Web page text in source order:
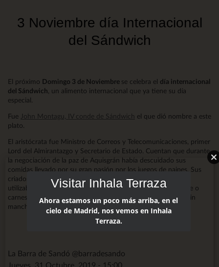
3 Noviembre día Internacional
del Sándwich
El próximo Domingo 3 de Noviembre se celebra el día internacional
del Sándwich , un alimento internacional que ya tiene su día
especial.
Fue John Montagu, IV conde de Sándwich el que dió nombre a este
plato.
El aristócrata fue Ministro de Correos y Telecomunicaciones, primer
Lord del Almirantazgo y Secretario de Estado. Cuentan que durante
la negociación de la paz de Aquisgrán había descuidado sus
comidas llevado por su gran pasión por los juegos de naipes. Sus
criados, para que no siguiera descuidando su alimentación,
utilizaban dos rebanadas de pan entre las que servían fiambre o
carnes frías. De este modo, Lord John podía seguir jugando sin
mancharse los dedos, un auténtico caballero.
La Barra de Sandó @barradesando
Jueves, 31 Octubre, 2019 - 15:00
Visitar Inhala Terraza
Ahora estamos un poco más arriba, en el
cielo de Madrid, nos vemos en Inhala
Terraza.